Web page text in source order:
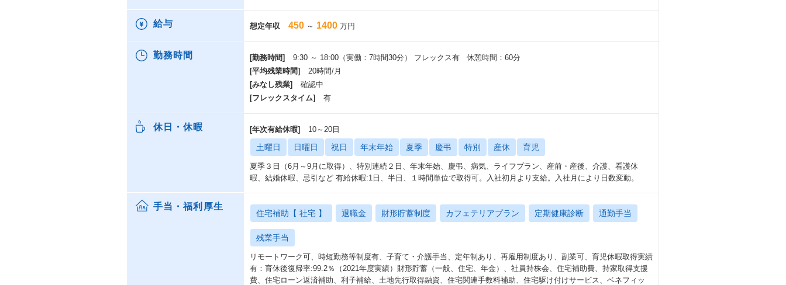
給与 想定年収 450 ～ 1400 万円
勤務時間 [勤務時間]
9:30 ～ 18:00（実働：7時間30分） フレックス有 休憩時間：60分
[平均残業時間]
20時間/月
[みなし残業]
確認中
[フレックスタイム]
有
休日・休暇 [年次有給休暇] 10～20日
土曜日 日曜日 祝日 年末年始 夏季 慶弔 特別 産休 育児
夏季３日（6月～9月に取得）、特別連続２日、年末年始、慶弔、病気、ライフプラン、産前・産後、介護、看護休
暇、結婚休暇、忌引など 有給休暇:1日、半日、１時間単位で取得可。入社初月より支給。入社月により日数変動。
手当・福利厚生
住宅補助【 社宅 】 退職金 財形貯蓄制度 カフェテリアプラン 定期健康診断 通勤手当
残業手当
リモートワーク可、時短勤務等制度有、子育て・介護手当、定年制あり、再雇用制度あり、副業可、育児休暇取得実績
有：育休後復帰率:99.2％（2021年度実績）財形貯蓄（一般、住宅、年金）、社員持株会、住宅補助費、持家取得支援
費、住宅ローン返済補助、利子補給、土地先行取得融資、住宅関連手数料補助、住宅駆け付けサービス、ベネフィッ